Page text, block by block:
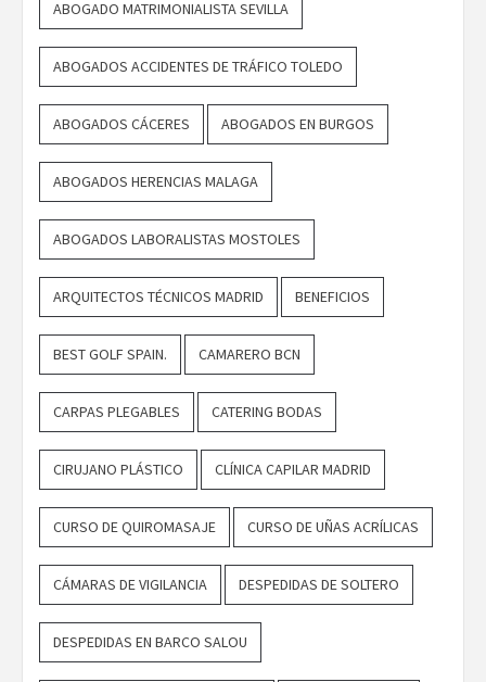
ABOGADO MATRIMONIALISTA SEVILLA
ABOGADOS ACCIDENTES DE TRÁFICO TOLEDO
ABOGADOS CÁCERES ABOGADOS EN BURGOS
ABOGADOS HERENCIAS MALAGA
ABOGADOS LABORALISTAS MOSTOLES
ARQUITECTOS TÉCNICOS MADRID BENEFICIOS
BEST GOLF SPAIN. CAMARERO BCN
CARPAS PLEGABLES CATERING BODAS
CIRUJANO PLÁSTICO CLÍNICA CAPILAR MADRID
CURSO DE QUIROMASAJE CURSO DE UÑAS ACRÍLICAS
CÁMARAS DE VIGILANCIA DESPEDIDAS DE SOLTERO
DESPEDIDAS EN BARCO SALOU